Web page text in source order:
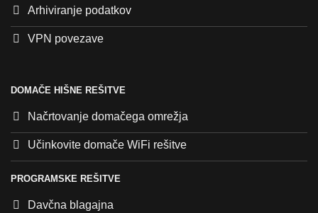
Arhiviranje podatkov
VPN povezave
DOMAČE HIŠNE REŠITVE
Načrtovanje domačega omrežja
Učinkovite domače WiFi rešitve
PROGRAMSKE REŠITVE
Davčna blagajna